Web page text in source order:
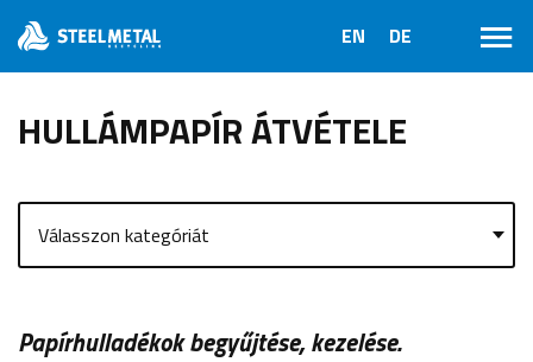
HULLÁMPAPÍR ÁTVÉTELE
Papírhulladékok begyűjtése, kezelése.